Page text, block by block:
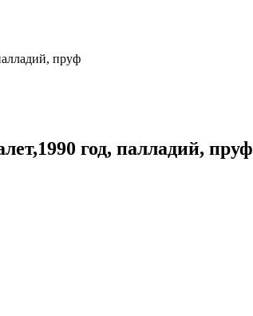
пруф
год, палладий, пруф